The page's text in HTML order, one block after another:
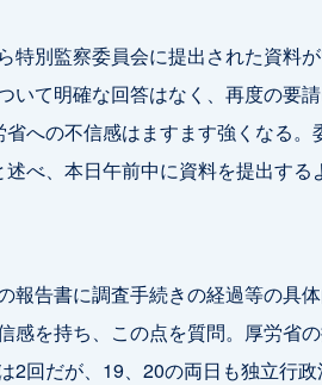
特別監察委員会に提出された資料
いて明確な回答はなく、再度の要請
省への不信感はますます強くなる
述べ、本日午前中に資料を提出する
報告書に調査手続きの経過等の具
感を持ち、この点を質問。厚労省
2回だが、19、20の両日も独立行